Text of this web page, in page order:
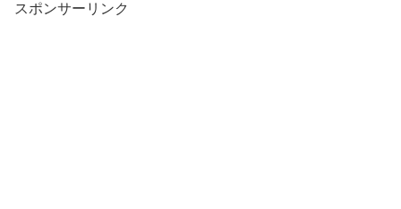
スポンサーリンク